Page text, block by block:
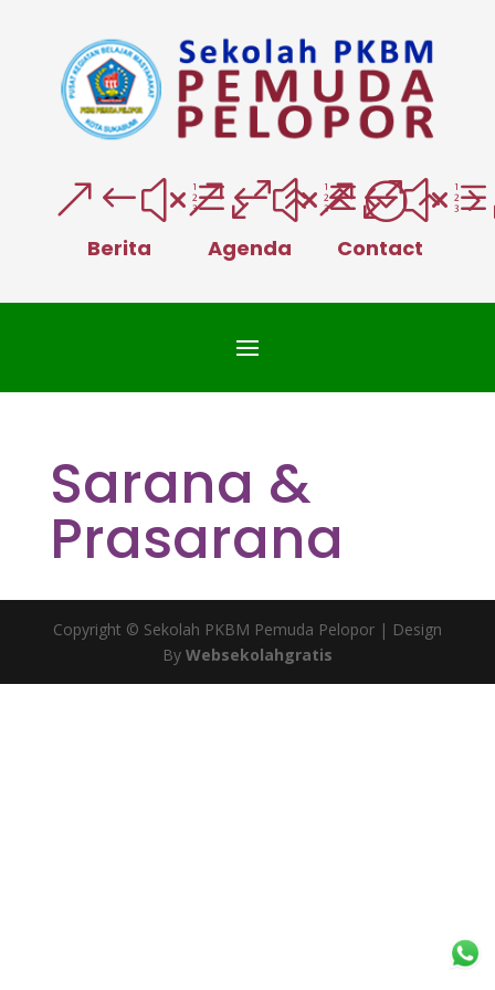
Contact
Agenda
&#xe066;
Berita
Sarana &
Prasarana
Copyright © Sekolah PKBM Pemuda Pelopor | Design
By Websekolahgratis